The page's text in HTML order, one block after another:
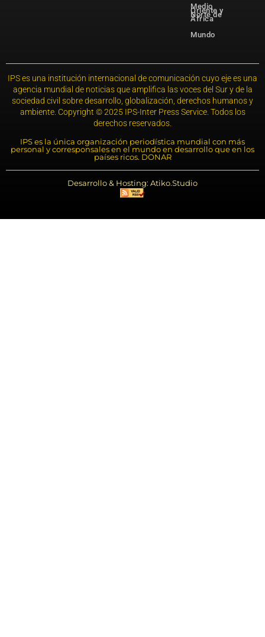
Medio
Oriente y
Norte de
África
Mundo
IPS es una institución internacional de comunicación cuyo eje es una
agencia mundial de noticias que amplifica las voces del Sur y de la
sociedad civil sobre desarrollo, globalización, derechos humanos y
ambiente. Copyright © 2025 IPS-Inter Press Service. Todos los
derechos reservados.
IPS es la única organización periodística mundial con más
personal y corresponsales en el mundo en desarrollo que en los
países ricos. DONAR
Desarrollo & Hosting: Atiko.Studio